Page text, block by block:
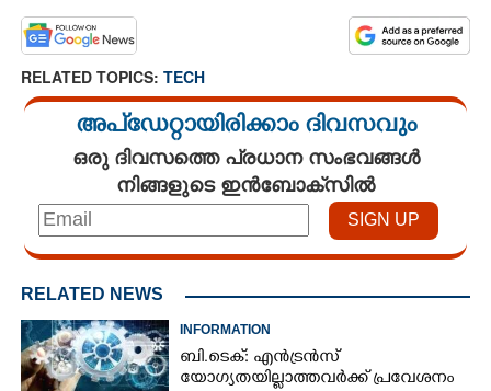
RELATED TOPICS: TECH
അപ്ഡേറ്റായിരിക്കാം ദിവസവും
ഒരു ദിവസത്തെ പ്രധാന സംഭവങ്ങൾ
നിങ്ങളുടെ ഇൻബോക്സിൽ
RELATED NEWS
INFORMATION
ബി.ടെക്: എൻട്രൻസ്
യോഗ്യതയില്ലാത്തവർക്ക് പ്രവേശനം